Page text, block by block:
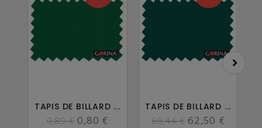
TAPIS DE BILLARD ...
0,89 € 0,80 €
TAPIS DE BILLARD ...
69,44 € 62,50 €